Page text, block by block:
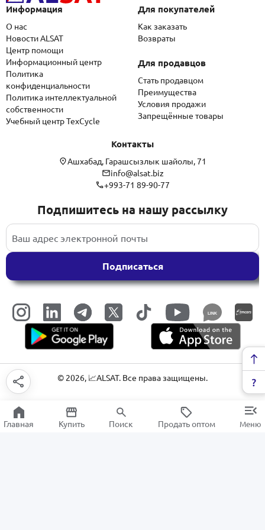
Информация
О нас
Новости ALSAT
Центр помощи
Информационный центр
Политика
конфиденциальности
Политика интеллектуальной
собственности
Учебный центр TexCycle
Для покупателей
Как заказать
Возвраты
Для продавцов
Стать продавцом
Преимущества
Условия продажи
Запрещённые товары
Контакты
Ашхабад, Гарашсызлык шайолы, 71
info@alsat.biz
+993-71 89-90-77
Подпишитесь на нашу рассылку
Подписаться
LINK
© 2026, 📈ALSAT. Все права защищены.
Главная Купить Поиск Продать оптом Меню